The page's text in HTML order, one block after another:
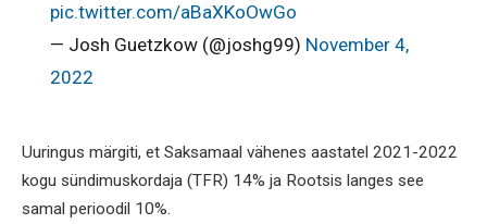
pic.twitter.com/aBaXKoOwGo
— Josh Guetzkow (@joshg99) November 4,
2022
Uuringus märgiti, et Saksamaal vähenes aastatel 2021-2022
kogu sündimuskordaja (TFR) 14% ja Rootsis langes see
samal perioodil 10%.